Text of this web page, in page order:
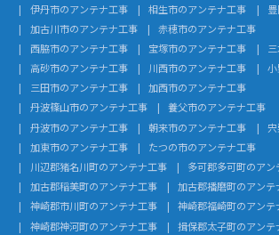
伊丹市のアンテナ工事
相生市のアンテナ工事
加古川市のアンテナ工事
赤穂市のアンテナ工事
西脇市のアンテナ工事
宝塚市のアンテナ工事
高砂市のアンテナ工事
川西市のアンテナ工事
三田市のアンテナ工事
加西市のアンテナ工事
丹波篠山市のアンテナ工事
養父市のアンテナ工事
丹波市のアンテナ工事
朝来市のアンテナ工事
加東市のアンテナ工事
たつの市のアンテナ工事
川辺郡猪名川町のアンテナ工事
多可郡多可町のアン
加古郡稲美町のアンテナ工事
加古郡播磨町のアンテ
神崎郡市川町のアンテナ工事
神崎郡福崎町のアンテ
神崎郡神河町のアンテナ工事
揖保郡太子町のアンテ